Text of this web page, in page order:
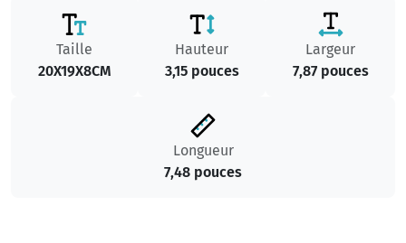
Taille
20X19X8CM
Hauteur
3,15 pouces
Largeur
7,87 pouces
Longueur
7,48 pouces